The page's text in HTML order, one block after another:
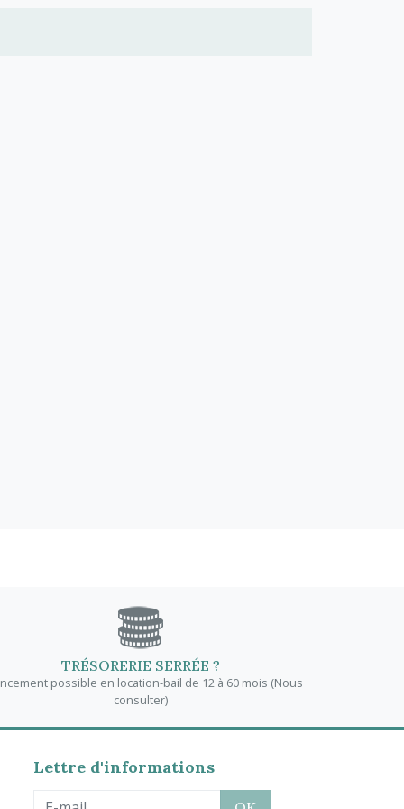
TRÉSORERIE SERRÉE ?
possible en location-bail de 12 à 60 mois (Nous
consulter)
Lettre d'informations